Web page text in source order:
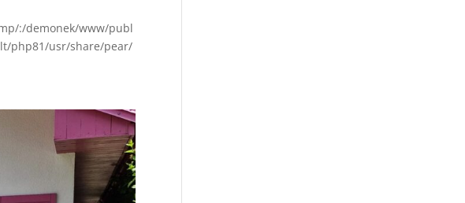
:/demonek/www/publ
php81/usr/share/pear/